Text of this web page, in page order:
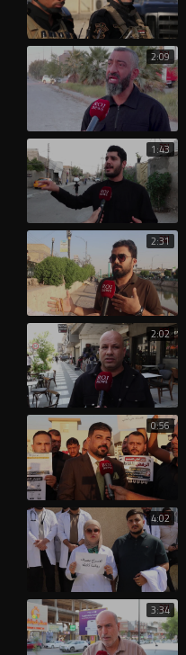
2:09
1:43
2:31
2:02
0:56
4:02
3:34